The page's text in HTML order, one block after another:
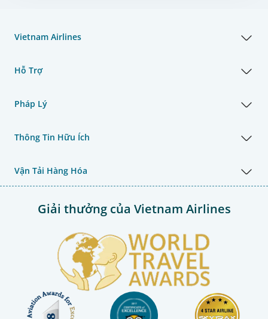
Vietnam Airlines
Hỗ Trợ
Pháp Lý
Thông Tin Hữu Ích
Vận Tải Hàng Hóa
Giải thưởng của Vietnam Airlines